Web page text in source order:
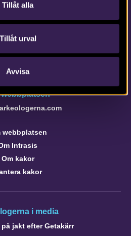
Tillåt alla
Tillåt urval
Avvisa
010-480 80 00
webbplatsen
webbplatsen
Intrasis
Om kakor
kakor
i media
jakt efter Getakärr